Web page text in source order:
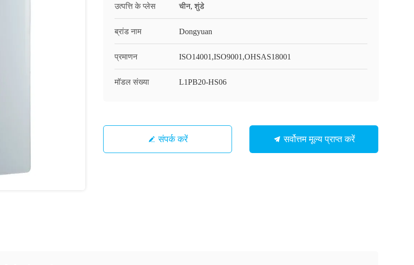
उत्पत्ति के प्लेस चीन, शुंडे
ब्रांड नाम Dongyuan
प्रमाणन ISO14001,ISO9001,OHSAS18001
मॉडल संख्या L1PB20-HS06
संपर्क करें सर्वोत्तम मूल्य प्राप्त करें